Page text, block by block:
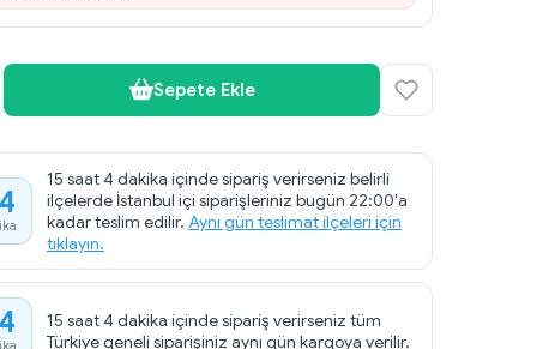
Sepete Ekle
15 saat 4 dakika içinde sipariş verirseniz belirli
ilçelerde İstanbul içi siparişleriniz bugün 22:00'a
kadar teslim edilir. Aynı gün teslimat ilçeleri için
tıklayın.
15 saat 4 dakika içinde sipariş verirseniz tüm
Türkiye geneli siparişiniz aynı gün kargoya verilir.